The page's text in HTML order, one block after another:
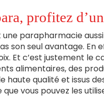
profitez
une parapharmacie
son seul avantage.
Et c’est justement le
alimentaires, des
haute qualité et issus
que vous pouvez les